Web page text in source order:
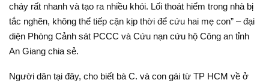
cháy rất nhanh và tạo ra nhiều khói. Lối thoát hiểm trong nhà bị
tắc nghẽn, không thể tiếp cận kịp thời để cứu hai mẹ con” – đại
diện Phòng Cảnh sát PCCC và Cứu nạn cứu hộ Công an tỉnh
An Giang chia sẻ.
Người dân tại đây, cho biết bà C. và con gái từ TP HCM về ở